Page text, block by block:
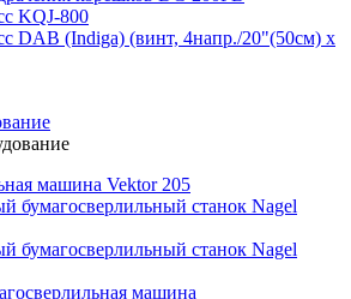
KQJ-800
DAB (Indiga) (винт, 4напр./20"(50см) x
машина Vektor 205
бумагосверлильный станок Nagel
бумагосверлильный станок Nagel
машина